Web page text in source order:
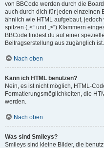
von BBCode werden durch die
auch durch dich für jeden einzelnen
ähnlich wie HTML aufgebaut, jedoch
spitzen („<“ und „>“) Klammern
BBCode findest du auf einer
Beitragserstellung aus zugänglich ist.
Nach oben
Kann ich HTML benutzen?
Nein, es ist nicht möglich, HTML-
Formatierungsmöglichkeiten, die
werden.
Nach oben
Was sind Smileys?
Smileys sind kleine Bilder, die